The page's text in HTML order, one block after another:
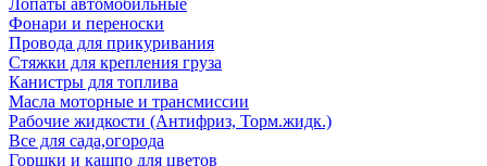
Лопаты автомобильные
Фонари и переноски
Провода для прикуривания
Стяжки для крепления груза
Канистры для топлива
Масла моторные и трансмиссии
Рабочие жидкости (Антифриз, Торм.жидк.)
Все для сада,огорода
Горшки и кашпо для цветов